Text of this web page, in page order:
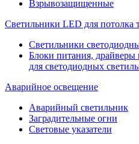
Взрывозащищенные
Светильники LED для потолка
Светильники
Блоки питания, драйверы
для светодиодных
Аварийное освещение
Аварийный светильник
Заградительные огни
Световые указатели